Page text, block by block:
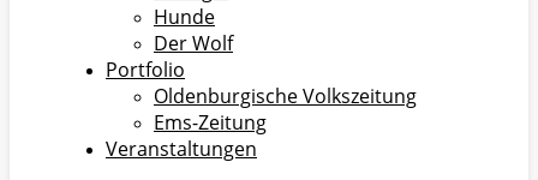
Hunde
Der Wolf
Portfolio
Oldenburgische Volkszeitung
Ems-Zeitung
Veranstaltungen